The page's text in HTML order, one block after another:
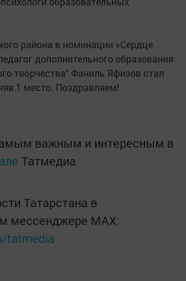
района в номинации «Сердце
дополнительного образования
творчества" Фаниль Яфизов стал
1 место. Поздравляем!
важным и интересным в
Татмедиа
Татарстана в
мессенджере MАХ:
tatmedia